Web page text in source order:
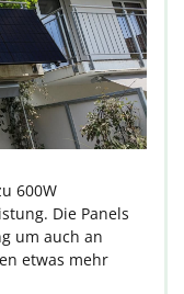
600W
Die Panels
um auch an
etwas mehr